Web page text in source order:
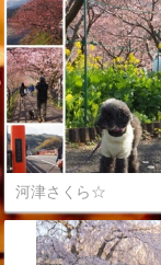
河津さくら☆